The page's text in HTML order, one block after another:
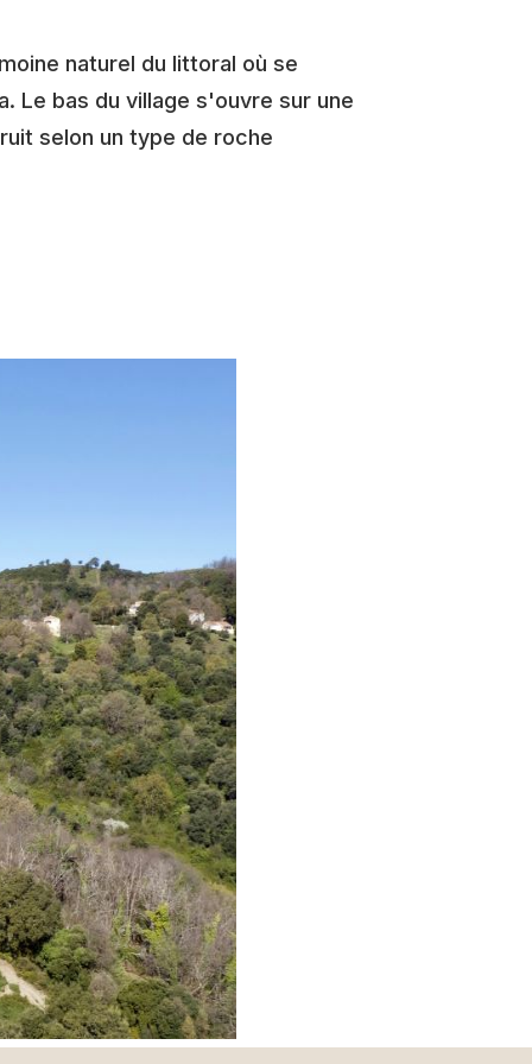
naturel du littoral où se
Le bas du village s'ouvre sur une
selon un type de roche